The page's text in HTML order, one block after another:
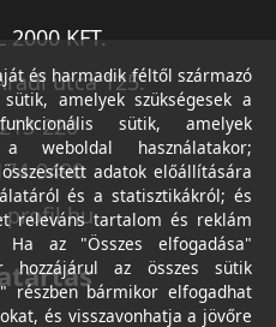
2000 KFT.
utca 125.
220
9490
profil.hu
és harmadik féltől származó
amelyek szükségesek a
sütik, amelyek
a weboldal használatakor;
adatok előállítására
és a statisztikákról; és
releváns tartalom és reklám
Ha az "Összes elfogadása"
hozzájárul az összes sütik
részben bármikor elfogadhat
és visszavonhatja a jövőre